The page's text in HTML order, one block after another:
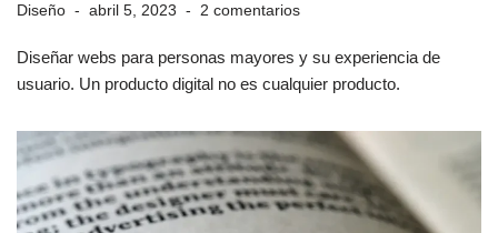
Diseño abril 5, 2023 2 comentarios
Diseñar webs para personas mayores y su experiencia de
usuario. Un producto digital no es cualquier producto.